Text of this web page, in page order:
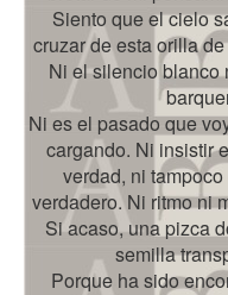
Siento que el cielo
cruzar de esta orilla
Ni el silencio blanco
Ni es el pasado que
cargando. Ni insistir
verdad, ni
verdadero. Ni ritmo ni
Si acaso, una pizca
semilla
Porque ha sido